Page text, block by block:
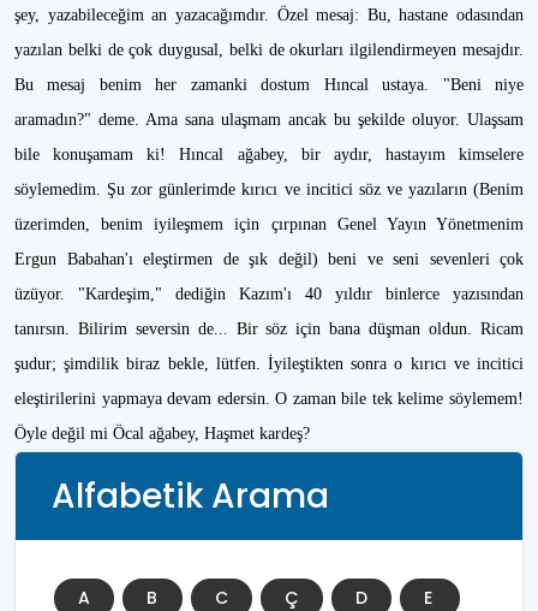
şey, yazabileceğim an yazacağımdır. Özel mesaj: Bu, hastane odasından
yazılan belki de çok duygusal, belki de okurları ilgilendirmeyen mesajdır.
Bu mesaj benim her zamanki dostum Hıncal ustaya. "Beni niye
aramadın?" deme. Ama sana ulaşmam ancak bu şekilde oluyor. Ulaşsam
bile konuşamam ki! Hıncal ağabey, bir aydır, hastayım kimselere
söylemedim. Şu zor günlerimde kırıcı ve incitici söz ve yazıların (Benim
üzerimden, benim iyileşmem için çırpınan Genel Yayın Yönetmenim
Ergun Babahan'ı eleştirmen de şık değil) beni ve seni sevenleri çok
üzüyor. "Kardeşim," dediğin Kazım'ı 40 yıldır binlerce yazısından
tanırsın. Bilirim seversin de... Bir söz için bana düşman oldun. Ricam
şudur; şimdilik biraz bekle, lütfen. İyileştikten sonra o kırıcı ve incitici
eleştirilerini yapmaya devam edersin. O zaman bile tek kelime söylemem!
Öyle değil mi Öcal ağabey, Haşmet kardeş?
Alfabetik Arama
A B C Ç D
E